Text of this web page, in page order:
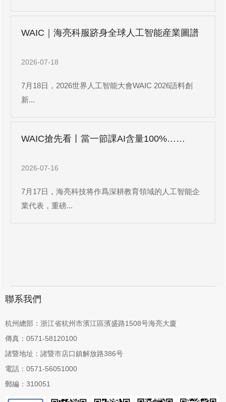
WAIC｜海亮科服跻身全球人工智能産業圖譜
2026-07-18
7月18日，2026世界人工智能大會WAIC 2026語料創
新...
WAIC搶先看丨當一節課AI含量100%……
2026-07-16
7月17日，海亮科技将作爲深耕教育領域的人工智能企
業代表，重磅...
聯系我們
杭州總部：浙江省杭州市濱江區濱盛路1508号海亮大廈
傳真：0571-58120100
諸暨地址：諸暨市店口鎮解放路386号
電話：0571-56051000
郵編：310051